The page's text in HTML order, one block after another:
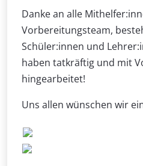
Danke an alle
Vorbereitungsteam,
Schüler:innen und
haben tatkräftig und mit
hingearbeitet!
Uns allen wünschen wir